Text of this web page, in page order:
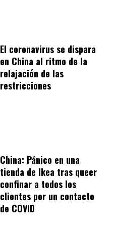
El coronavirus se dispara
en China al ritmo de la
relajación de las
restricciones
China: Pánico en una
tienda de Ikea tras queer
confinar a todos los
clientes por un contacto
de COVID